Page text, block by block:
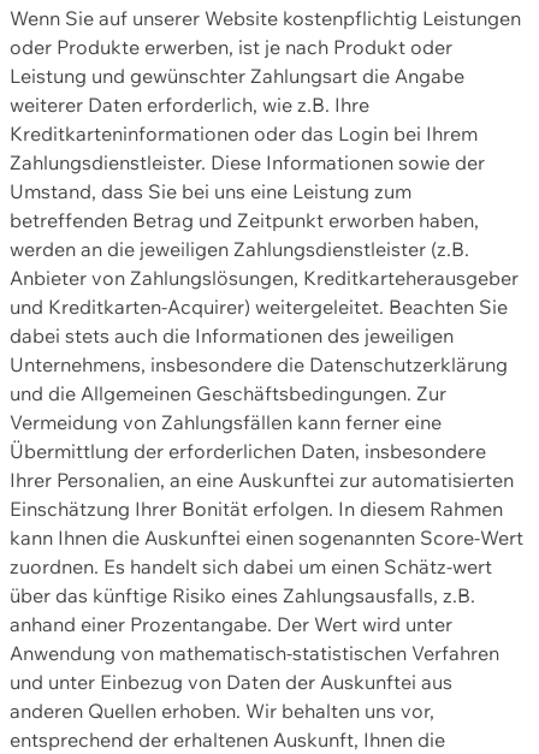
Wenn Sie auf unserer Website kostenpflichtig Leistungen
oder Produkte erwerben, ist je nach Produkt oder
Leistung und gewünschter Zahlungsart die Angabe
weiterer Daten erforderlich, wie z.B. Ihre
Kreditkarteninformationen oder das Login bei Ihrem
Zahlungsdienstleister. Diese Informationen sowie der
Umstand, dass Sie bei uns eine Leistung zum
betreffenden Betrag und Zeitpunkt erworben haben,
werden an die jeweiligen Zahlungsdienstleister (z.B.
Anbieter von Zahlungslösungen, Kreditkarteherausgeber
und Kreditkarten-Acquirer) weitergeleitet. Beachten Sie
dabei stets auch die Informationen des jeweiligen
Unternehmens, insbesondere die Datenschutzerklärung
und die Allgemeinen Geschäftsbedingungen. Zur
Vermeidung von Zahlungsfällen kann ferner eine
Übermittlung der erforderlichen Daten, insbesondere
Ihrer Personalien, an eine Auskunftei zur automatisierten
Einschätzung Ihrer Bonität erfolgen. In diesem Rahmen
kann Ihnen die Auskunftei einen sogenannten Score-Wert
zuordnen. Es handelt sich dabei um einen Schätz-wert
über das künftige Risiko eines Zahlungsausfalls, z.B.
anhand einer Prozentangabe. Der Wert wird unter
Anwendung von mathematisch-statistischen Verfahren
und unter Einbezug von Daten der Auskunftei aus
anderen Quellen erhoben. Wir behalten uns vor,
entsprechend der erhaltenen Auskunft, Ihnen die